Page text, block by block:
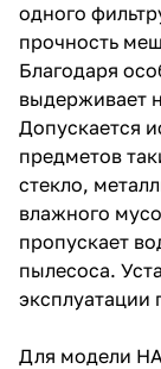
одного
прочность
Благодаря
выдерживает
Допускается
предметов
стекло,
влажного
пропускает
пылесоса.
эксплуатации
Для модели